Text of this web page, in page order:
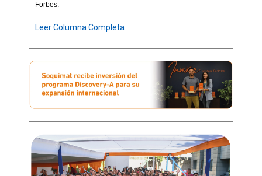
Forbes.
Leer Columna Completa